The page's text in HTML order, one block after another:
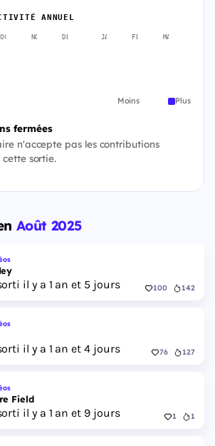
ANNUEL
OCT. NOV. DÉC. JANV. FÉVR. MARS
Moins Plus
fermées
n'accepte pas les contributions
cette sortie.
Août 2025
il y a 1 an et 5 jours 100 142
il y a 1 an et 4 jours 76 127
Field
il y a 1 an et 9 jours 1 1